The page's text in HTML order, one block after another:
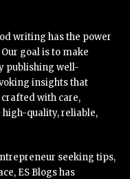
writing has the power
goal is to make
publishing well-
insights that
crafted with care,
quality, reliable,
seeking tips,
ES Blogs has